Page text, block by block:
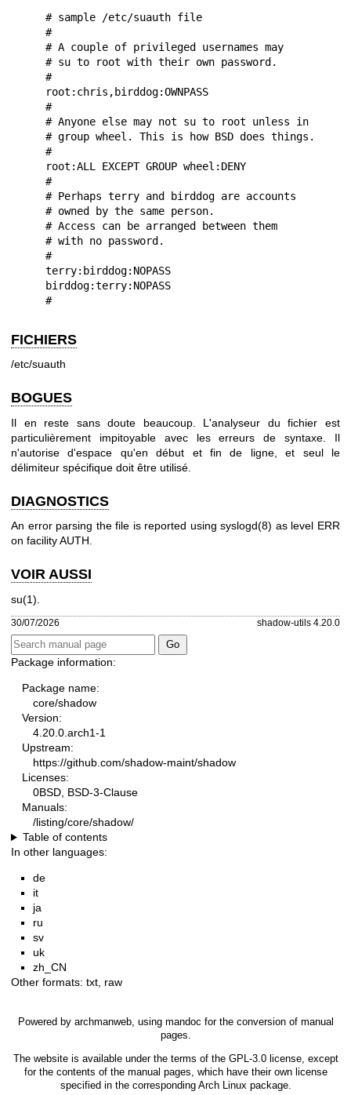
      #
FICHIERS
/etc/suauth
BOGUES
Il en reste sans doute beaucoup. L'analyseur du fichier est
particulièrement impitoyable avec les erreurs de syntaxe. Il
n'autorise d'espace qu'en début et fin de ligne, et seul le
délimiteur spécifique doit être utilisé.
DIAGNOSTICS
An error parsing the file is reported usingsyslogd(8) as level ERR
on facility AUTH.
VOIR AUSSI
su(1)
30/07/2026 shadow-utils 4.20.0
Package information:
Package name:
core/shadow
Version:
4.20.0.arch1-1
Upstream:
https://github.com/shadow-maint/shadow
Licenses:
0BSD, BSD-3-Clause
Manuals:
/listing/core/shadow/
Table of contents
In other languages:
de
it
ja
ru
sv
uk
zh_CN
Other formats: txt raw
Powered by archmanweb, using mandoc for the conversion of manual
pages.
The website is available under the terms of the GPL-3.0license, except
for the contents of the manual pages, which have their own license
specified in the corresponding Arch Linux package.